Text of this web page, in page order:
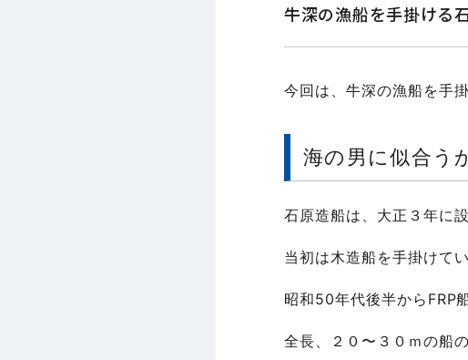
牛深の漁船を手掛ける
今回は、牛深の漁船を手
海の男に似合う
石原造船は、大正３年に設
当初は木造船を手掛けてい
昭和50年代後半からFRP
全長、２０〜３０ｍの船